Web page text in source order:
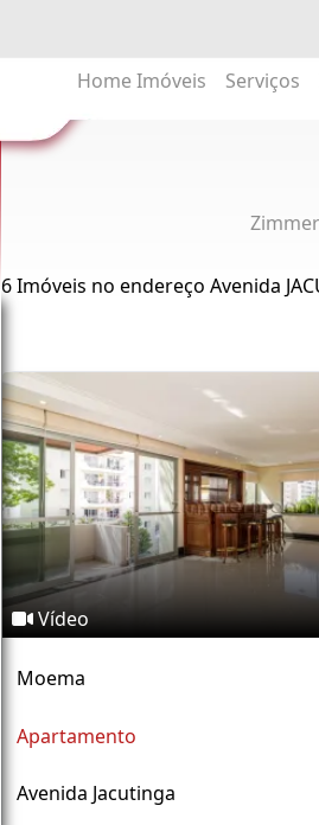
Home Imóveis Serviços
6 Imóveis no endereço Avenida
Vídeo
Moema
Apartamento
Avenida Jacutinga